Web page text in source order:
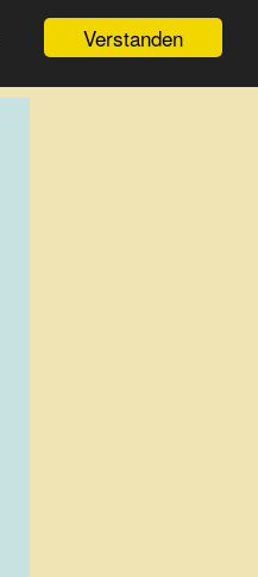
Verstanden